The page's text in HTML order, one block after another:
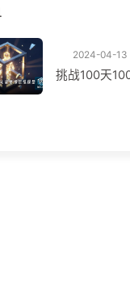
2024-04-13
挑战100天